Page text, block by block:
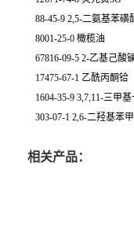
88-45-9 2,5-二氨基苯磺
8001-25-0 橄榄油
67816-09-5 2-乙基己酸
17475-67-1 乙酰丙酮铪
1604-35-9 3,7,11-三甲
303-07-1 2,6-二羟基苯
相关产品：